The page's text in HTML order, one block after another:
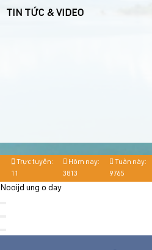
TIN TỨC & VIDEO
Trực tuyến:
11
Hôm nay:
3813
Tuần này:
9765
Nooijd ung o day